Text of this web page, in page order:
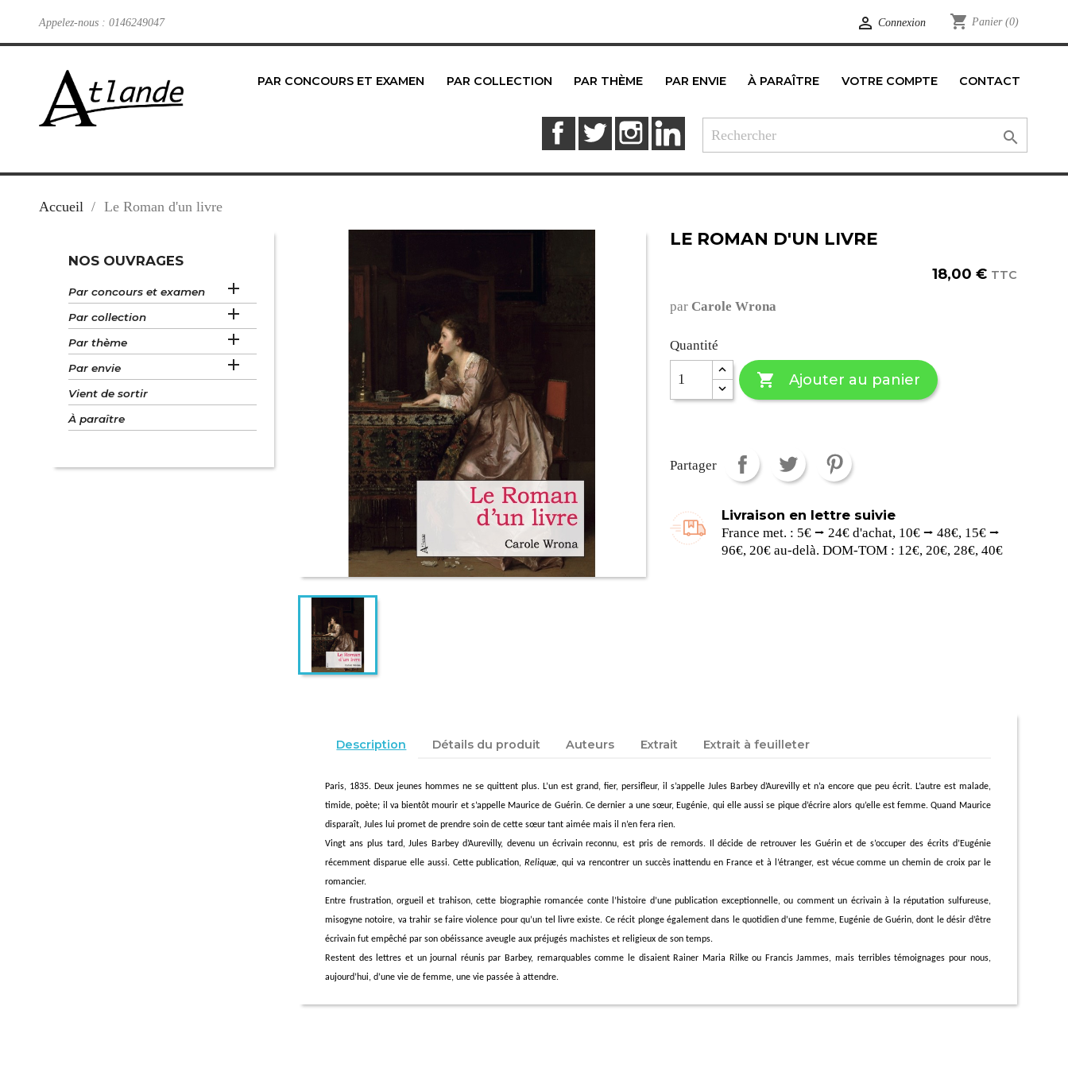
Appelez-nous : 0146249047  Connexion shopping_cart Panier (0)
PAR CONCOURS ET EXAMEN PAR COLLECTION PAR THÈME PAR ENVIE À PARAÎTRE VOTRE COMPTE CONTACT
FacebookTwitter Instagram

Accueil Le Roman d'un livre
NOS OUVRAGES
Par concours et examen 
Par collection 
Par thème 
Par envie 
Vient de sortir
À paraître
LE ROMAN D'UN LIVRE
18,00 € TTC
par Carole Wrona
Quantité
 Ajouter au panier
Partager
Livraison en lettre suivie
France met. : 5€ ⭢ 24€ d'achat, 10€ ⭢ 48€, 15€ ⭢
96€, 20€ au-delà. DOM-TOM : 12€, 20€, 28€, 40€
Description Détails du produit Auteurs Extrait Extrait à feuilleter
Paris, 1835. Deux jeunes hommes ne se quittent plus. L’un est grand, fier, persifleur, il s’appelle Jules Barbeyd’Aurevilly et n’a encore que peu écrit. L’autre est malade,
timide, poète; il va bientôt mourir et s’appelle Maurice de Guérin. Ce dernier a une sœur, Eugénie, qui elle aussi se pique d’écrire alors qu’elle est femme. Quand Maurice
disparaît, Jules lui promet de prendre soin de cette sœur tant aimée mais il n’en fera rien.
Vingt ans plus tard, Jules Barbeyd’Aurevilly, devenu un écrivain reconnu, est pris de remords. Il décide de retrouver les Guérin et de s’occuper des écrits d’Eugénie
récemment disparue elle aussi. Cette publication,Reliquæ, qui va rencontrer un succès inattendu en France et à l’étranger, est vécue comme un chemin de croix par le
romancier.
Entre frustration, orgueil et trahison, cette biographie romancée conte l’histoire d’une publication exceptionnelle, ou comment un écrivain à la réputation sulfureuse,
misogyne notoire, va trahir se faire violence pour qu’un tel livre existe. Ce récit plonge également dans le quotidien d’une femme, Eugénie de Guérin, dont le désir d’être
écrivain fut empêché par son obéissance aveugle aux préjugés machistes et religieux de son temps.
Restent des lettres et un journal réunis par Barbey, remarquables comme le disaient Rainer Maria Rilke ou Francis Jammes, mais terribles témoignages pour nous,
aujourd’hui, d’une vie de femme, une vie passée à attendre.